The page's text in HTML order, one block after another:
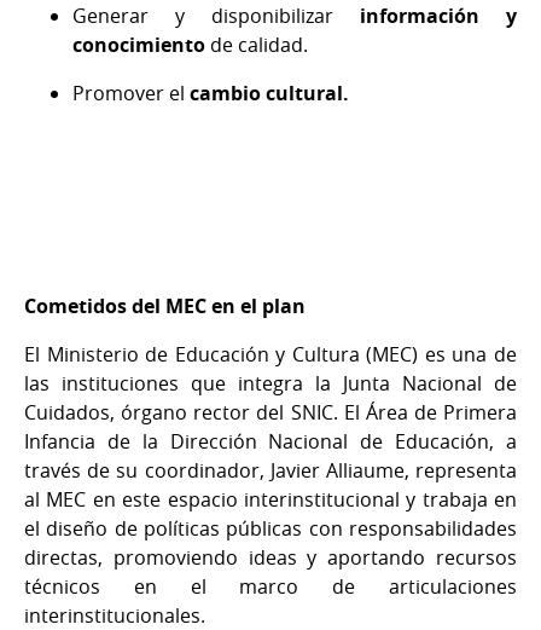
Generar y disponibilizar información y
conocimiento de calidad.
Promover el cambio cultural.
Cometidos del MEC en el plan
El Ministerio de Educación y Cultura (MEC) es una de
las instituciones que integra la Junta Nacional de
Cuidados, órgano rector del SNIC. El Área de Primera
Infancia de la Dirección Nacional de Educación, a
través de su coordinador, Javier Alliaume, representa
al MEC en este espacio interinstitucional y trabaja en
el diseño de políticas públicas con responsabilidades
directas, promoviendo ideas y aportando recursos
técnicos en el marco de articulaciones
interinstitucionales.